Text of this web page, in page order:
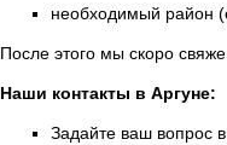
необходимый район
После этого мы скоро
Наши контакты в Аргуне:
Задайте ваш вопрос